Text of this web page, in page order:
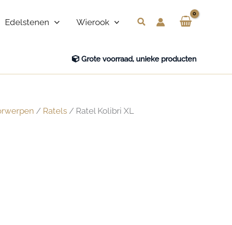
Edelstenen Wierook Zoeken
Grote voorraad, unieke producten
/ Ratels / Ratel Kolibri XL